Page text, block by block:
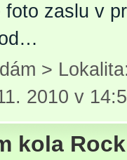
foto zaslu v
>
2010 v
kola